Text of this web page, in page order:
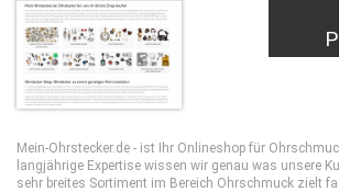
Mein-Ohrstecker.de - ist Ihr Onlineshop für
langjährige Expertise wissen wir genau was unsere
sehr breites Sortiment im Bereich Ohrschmuck zielt